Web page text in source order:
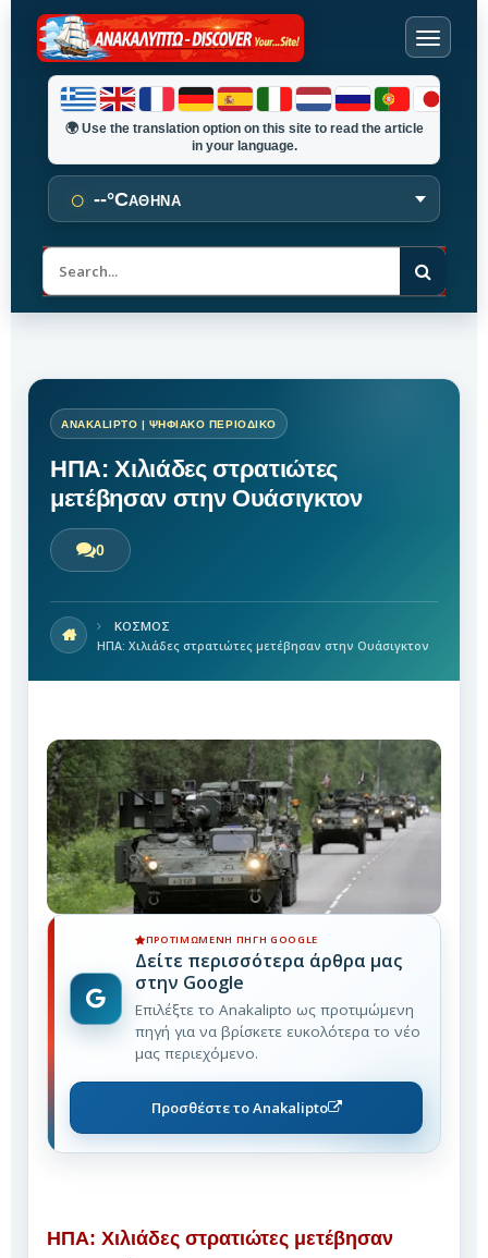
🌍Use the translation option on this site to read the article
in your language.
○ --°CΑΘΗΝΑ
Α
α
ζ
ΗΠΑ: Χιλιάδες στρατιώτες
μετέβησαν στην Ουάσιγκτον
0
ΚΟΣΜΟΣ
ΗΠΑ: Χιλιάδες στρατιώτες μετέβησαν στην Ουάσιγκτον
ΠΡΟΤΙΜΏΜΕΝΗ ΠΗΓΉ GOOGLE
Δείτε περισσότερα άρθρα μας
στην Google
Επιλέξτε το Anakalipto ως προτιμώμενη
πηγή για να βρίσκετε ευκολότερα το νέο
μας περιεχόμενο.
Προσθέστε το Anakalipto
ΗΠΑ: Χιλιάδες στρατιώτες μετέβησαν